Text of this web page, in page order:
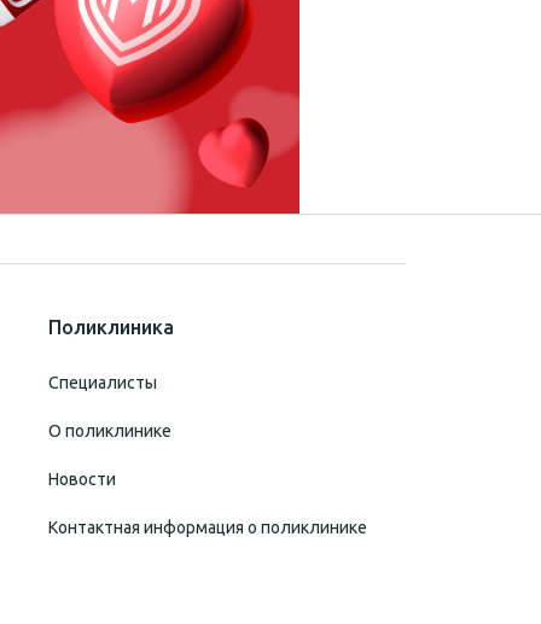
Поликлиника
Специалисты
О поликлинике
Новости
Контактная информация о поликлинике